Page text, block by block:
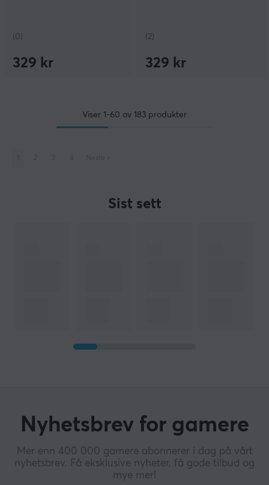
(0)
329 kr
(2)
329 kr
Viser 1-60 av 183 produkter
Sist sett
Nyhetsbrev for gamere
Mer enn 400 000 gamere abonnerer i dag på vårt
nyhetsbrev. Få eksklusive nyheter, få gode tilbud og
mye mer!